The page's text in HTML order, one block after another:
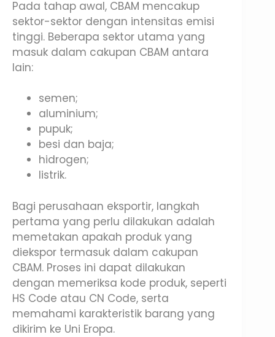
Pada tahap awal, CBAM mencakup
sektor-sektor dengan intensitas emisi
tinggi. Beberapa sektor utama yang
masuk dalam cakupan CBAM antara
lain:
semen;
aluminium;
pupuk;
besi dan baja;
hidrogen;
listrik.
Bagi perusahaan eksportir, langkah
pertama yang perlu dilakukan adalah
memetakan apakah produk yang
diekspor termasuk dalam cakupan
CBAM. Proses ini dapat dilakukan
dengan memeriksa kode produk, seperti
HS Code atau CN Code, serta
memahami karakteristik barang yang
dikirim ke Uni Eropa.